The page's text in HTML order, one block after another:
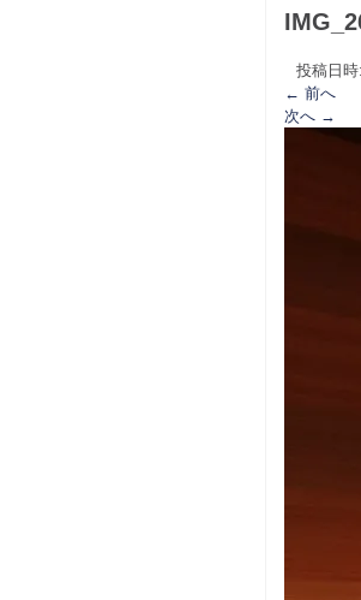
投稿日時:
← 前へ
次へ →